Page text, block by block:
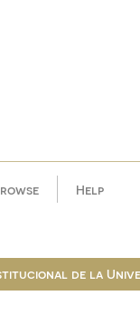
Help
de la